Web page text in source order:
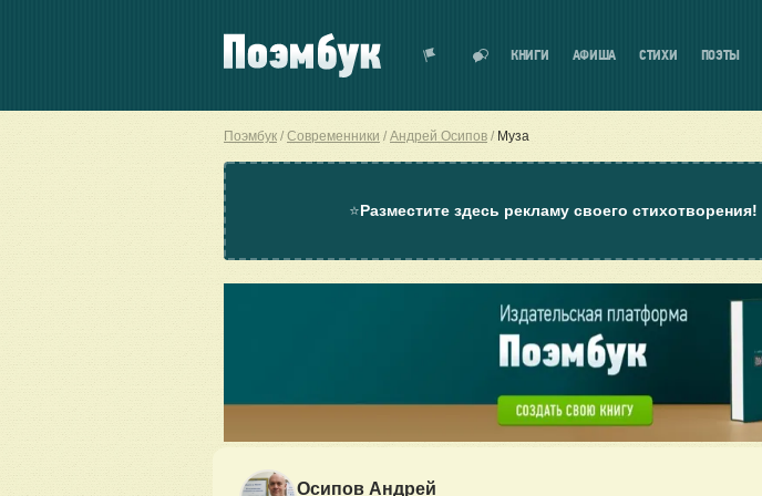
КНИГИ АФИША СТИХИ ПОЭТЫ
Поэмбук Современники Андрей Осипов Муза
⭐Разместите здесь рекламу своего стихотворения!
Осипов Андрей